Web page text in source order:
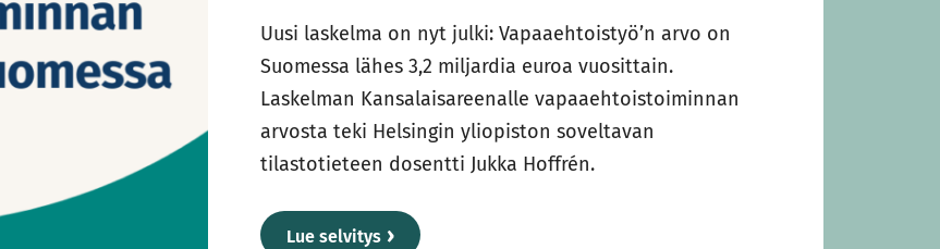
Uusi laskelma on nyt julki: Vapaaehtoistyö’n arvo on
Suomessa lähes 3,2 miljardia euroa vuosittain.
Laskelman Kansalaisareenalle vapaaehtoistoiminnan
arvosta teki Helsingin yliopiston soveltavan
tilastotieteen dosentti Jukka Hoffrén.
Lue selvitys